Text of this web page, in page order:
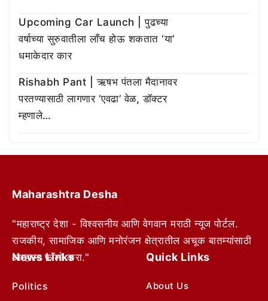
Upcoming Car Launch | पुढच्या
वर्षाच्या सुरुवातीला लाँच होऊ शकतात ‘या’
धमाकेदार कार
Rishabh Pant | ऋषभ पंतला मैदानावर
परतण्यासाठी लागणार ‘एवढा’ वेळ, डॉक्टर
म्हणाले…
Maharashtra Desha
"महाराष्ट्र देशा - विश्वसनीय आणि वेगवान मराठी न्यूज पोर्टल.
राजकीय, सामाजिक आणि मनोरंजन क्षेत्रातील अचूक बातम्यांसाठी
आम्हाला फॉलो करा."
News Links
Politics
Quick Links
About Us